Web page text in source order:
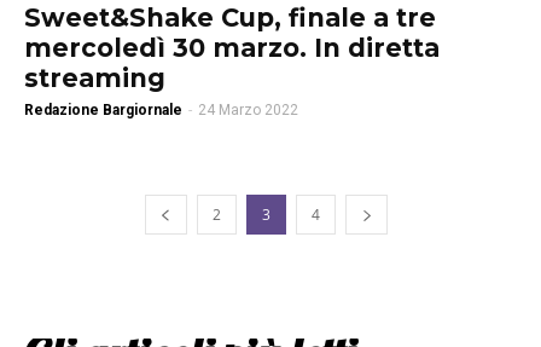
Sweet&Shake Cup, finale a tre
mercoledì 30 marzo. In diretta
streaming
Redazione Bargiornale - 24 Marzo 2022
2 3 4